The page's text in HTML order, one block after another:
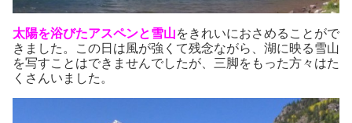
太陽を浴びたアスペンと雪山をきれいにおさめることがで
きました。この日は風が強くて残念ながら、湖に映る雪山
を写すことはできませんでしたが、三脚をもった方々はた
くさんいました。